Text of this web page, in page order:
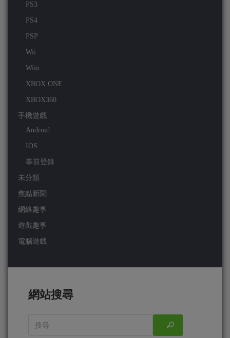
PS3
PS4
PSP
Wii
Wiiu
XBOX ONE
XBOX360
手機遊戲
Android
IOS
事前登錄
未分類
焦點新聞
網絡趣事
遊戲趣事
電腦遊戲
網站搜尋